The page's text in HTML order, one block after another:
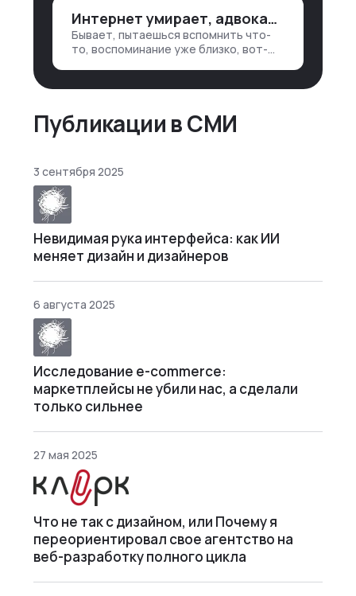
проекту — все ручками
стороны. Ты что-то хватаешь у
клиента: е…
Интернет умирает, адвокаты и судьи в растерянности, а я хочу песню
Бывает, пытаешься вспомнить что-
то, воспоминание уже близко, вот-
днями. А то и неделями, если сильно
Публикации в СМИ
3 сентября 2025
Невидимая рука интерфейса: как ИИ
меняет дизайн и дизайнеров
6 августа 2025
Исследование e-commerce:
маркетплейсы не убили нас, а сделали
только сильнее
27 мая 2025
Что не так с дизайном, или Почему я
переориентировал свое агентство на
веб-разработку полного цикла